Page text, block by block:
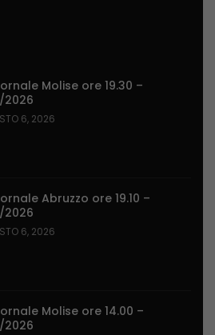
Molise ore 19.30 –
6, 2026
Abruzzo ore 19.10 –
6, 2026
Molise ore 14.00 –